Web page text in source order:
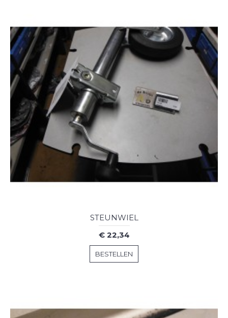
STEUNWIEL
€ 22,34
BESTELLEN